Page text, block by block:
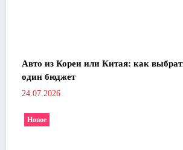
Авто из Кореи или Китая: как
один бюджет
24.07.2026
Новое